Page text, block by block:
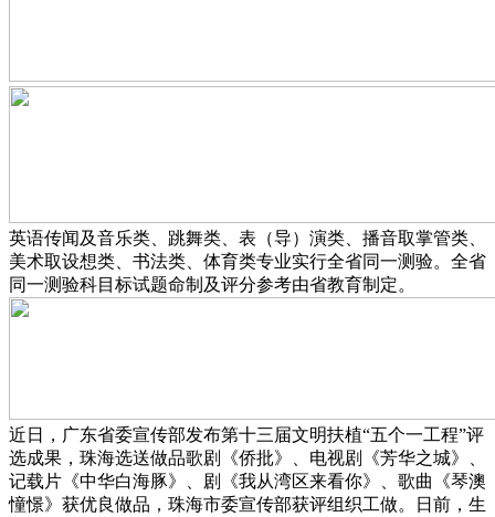
英语传闻及音乐类、跳舞类、表（导）演类、播音取掌管类、
美术取设想类、书法类、体育类专业实行全省同一测验。全省
同一测验科目标试题命制及评分参考由省教育制定。
近日，广东省委宣传部发布第十三届文明扶植“五个一工程”评
选成果，珠海选送做品歌剧《侨批》、电视剧《芳华之城》、
记载片《中华白海豚》、剧《我从湾区来看你》、歌曲《琴澳
憧憬》获优良做品，珠海市委宣传部获评组织工做。日前，生